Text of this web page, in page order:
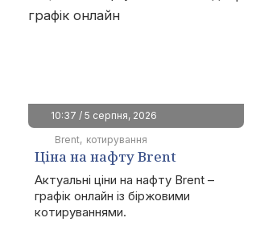
10:37 / 5 серпня, 2026
Brent котирування
Ціна на нафту Brent
сьогодні | графік онлайн
Актуальні ціни на нафту Brent –
графік онлайн із біржовими
котируваннями.